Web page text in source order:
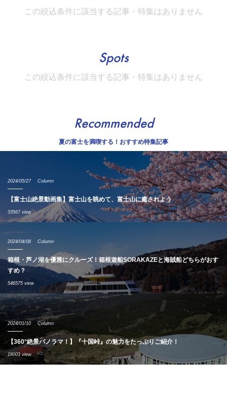
この絞込条件に該当する記事・特集はありません
Spots
この絞込条件に該当する記事・特集はありません
Recommended
夏の富士を満喫する！おすすめ特集記事
2024/05/27 Column
【富士山絶景動画集】富士山を眺めて、富士山に癒されよう
33567 view
2024/04/08 Column
箱根・芦ノ湖を優雅にクルーズ！箱根遊船SORAKAZEと海賊船どちらがおす
すめ？
546575 view
2024/01/10 Column
【360°絶景パノラマ！】『十国峠』の魅力をたっぷりご紹介！
18003 view